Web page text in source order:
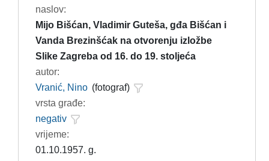
naslov:
Mijo Bišćan, Vladimir Guteša, gđa Bišćan i
Vanda Brezinšćak na otvorenju izložbe
Slike Zagreba od 16. do 19. stoljeća
autor:
Vranić, Nino (fotograf)
vrsta građe:
negativ
vrijeme:
01.10.1957. g.